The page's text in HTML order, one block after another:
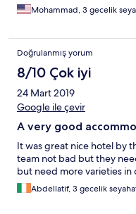
Mohammad, 3 gecelik
Doğrulanmış yorum
8/10 Çok iyi
24 Mart 2019
Google ile çevir
A very good
It was great nice hotel by
team not bad but they
but need more varieties in
Abdellatif, 3 gecelik